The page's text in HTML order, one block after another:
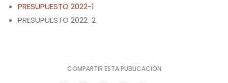
PRESUPUESTO 2022-1
PRESUPUESTO 2022-2
COMPARTIR ESTA PUBLICACIÓN